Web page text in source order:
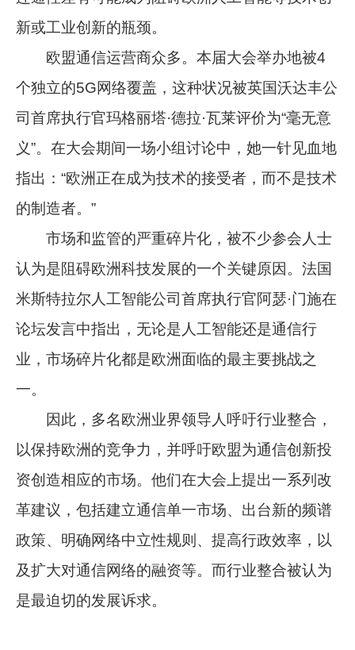
新或工业创新的瓶颈。
欧盟通信运营商众多。本届大会举办地被4
个独立的5G网络覆盖，这种状况被英国沃达丰公
司首席执行官玛格丽塔·德拉·瓦莱评价为“毫无意
义”。在大会期间一场小组讨论中，她一针见血地
指出：“欧洲正在成为技术的接受者，而不是技术
的制造者。”
市场和监管的严重碎片化，被不少参会人士
认为是阻碍欧洲科技发展的一个关键原因。法国
米斯特拉尔人工智能公司首席执行官阿瑟·门施在
论坛发言中指出，无论是人工智能还是通信行
业，市场碎片化都是欧洲面临的最主要挑战之
一。
因此，多名欧洲业界领导人呼吁行业整合，
以保持欧洲的竞争力，并呼吁欧盟为通信创新投
资创造相应的市场。他们在大会上提出一系列改
革建议，包括建立通信单一市场、出台新的频谱
政策、明确网络中立性规则、提高行政效率，以
及扩大对通信网络的融资等。而行业整合被认为
是最迫切的发展诉求。